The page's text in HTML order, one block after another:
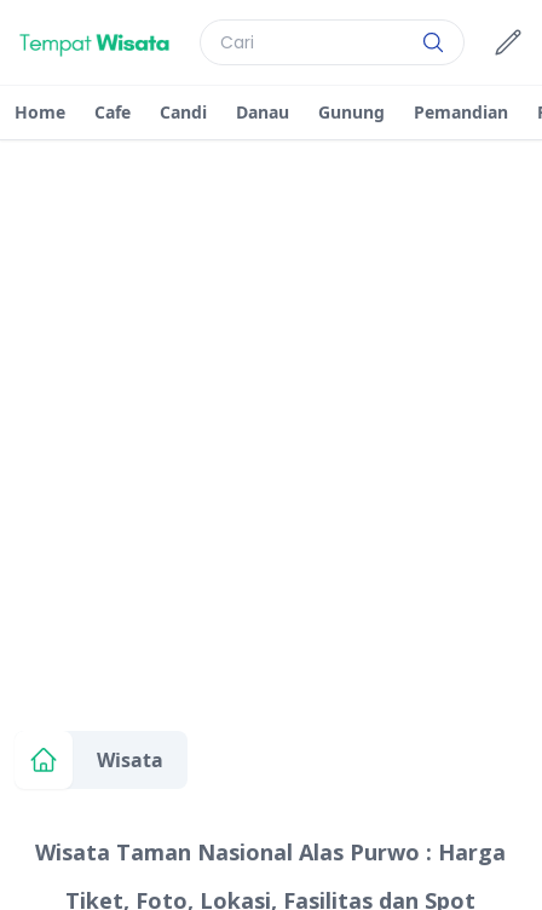
Home Cafe Candi Danau Gunung Pemandian
Wisata
Wisata Taman Nasional Alas Purwo : Harga
Tiket, Foto, Lokasi, Fasilitas dan Spot